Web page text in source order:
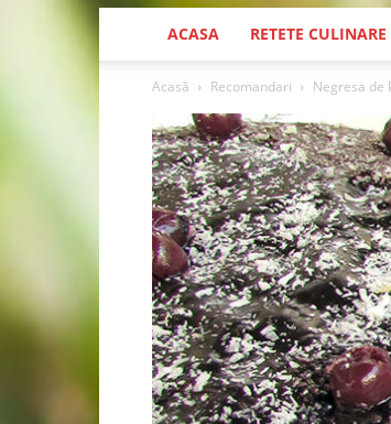
ACASA RETETE CULINARE
Acasă Recomandari Negresa de